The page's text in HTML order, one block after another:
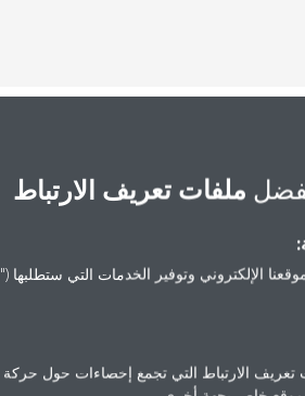
ملفات تعريف الارتباط
الإلكتروني وتوفير الخدمات التي ستطلبها
تعريف الارتباط التي تجمع إحصاءات حول حركة